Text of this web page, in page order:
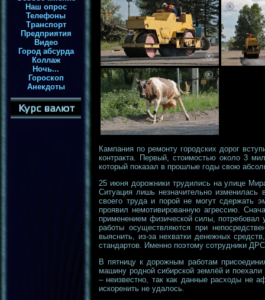
Наш опрос
Телефоны
Транспорт
Предприятия
Видео
Город абсурда
Коллаж
Ночь...
Гороскоп
Анекдоты
Кампания по ремонту городских дорог
контракта. Первый, стоимостью около 3
который показал в прошлые годы свою
25 июня дорожники трудились на улице
Ситуация лишь незначительно
своего труда и порой не могут сдержать
проявил немотивированную агрессию.
применением физической силы,
работы осуществляются при
выяснить, из-за нехватки денежных
стандартов. Именно поэтому сотрудники
В пятницу к дорожным работам
машину родной сибирской землёй и
– неизвестно, так как данные расходы не
искоренить не удалось.